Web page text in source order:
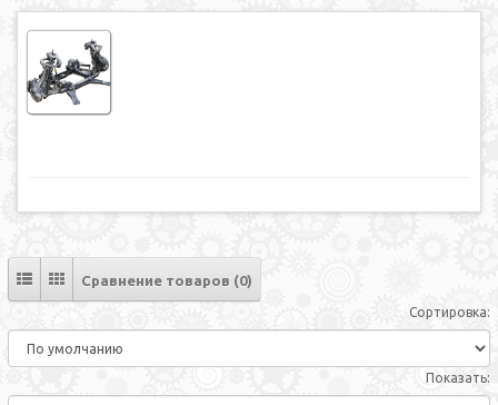
Сравнение товаров (0)
Сортировка:
Показать: